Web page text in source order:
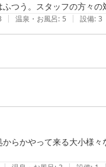
つう。スタッフの方々の
| 温泉・お風呂: 5 | 設備: 3
らかやって来る大小様